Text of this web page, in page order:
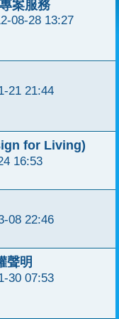
案服務
08-28 13:27
21 21:44
for Living)
16:53
08 22:46
聲明
30 07:53